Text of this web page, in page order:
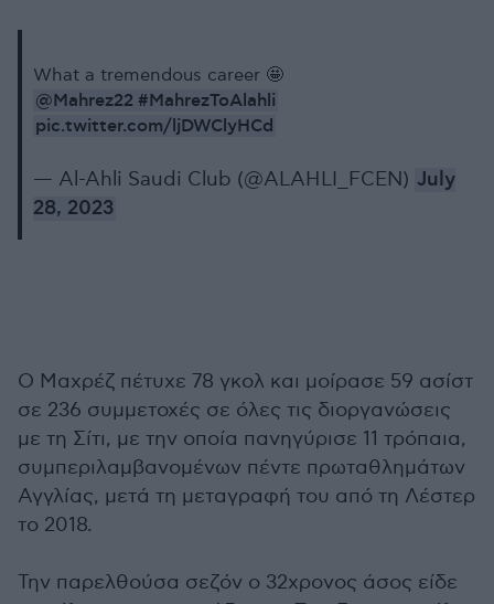
What a tremendous career 🤩
@Mahrez22 #MahrezToAlahli
pic.twitter.com/ljDWClyHCd
— Al-Ahli Saudi Club (@ALAHLI_FCEN) July
28, 2023
Ο Μαχρέζ πέτυχε 78 γκολ και μοίρασε 59 ασίστ
σε 236 συμμετοχές σε όλες τις διοργανώσεις
με τη Σίτι, με την οποία πανηγύρισε 11 τρόπαια,
συμπεριλαμβανομένων πέντε πρωταθλημάτων
Αγγλίας, μετά τη μεταγραφή του από τη Λέστερ
το 2018.
Την παρελθούσα σεζόν ο 32χρονος άσος είδε